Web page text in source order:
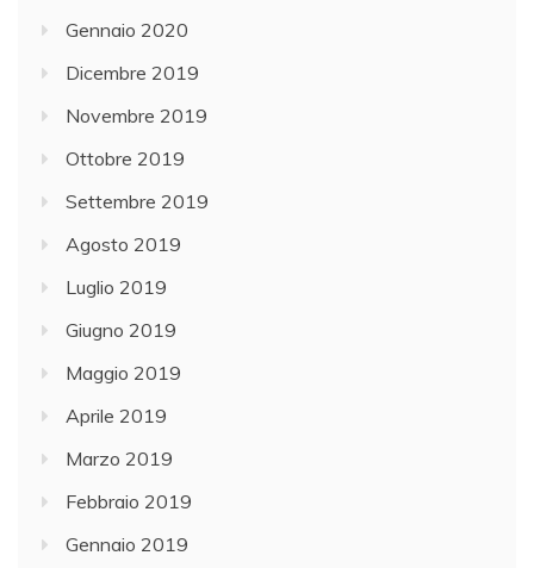
Gennaio 2020
Dicembre 2019
Novembre 2019
Ottobre 2019
Settembre 2019
Agosto 2019
Luglio 2019
Giugno 2019
Maggio 2019
Aprile 2019
Marzo 2019
Febbraio 2019
Gennaio 2019